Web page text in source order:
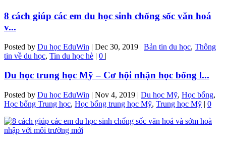
8 cách giúp các em du học sinh chống sốc văn hoá
v...
Posted by Du học EduWin | Dec 30, 2019 | Bản tin du học, Thông
tin về du học, Tin du học hè | 0 |
Du học trung học Mỹ – Cơ hội nhận học bổng l...
Posted by Du học EduWin | Nov 4, 2019 | Du học Mỹ, Học bổng,
Học bổng Trung học, Học bổng trung học Mỹ, Trung học Mỹ | 0